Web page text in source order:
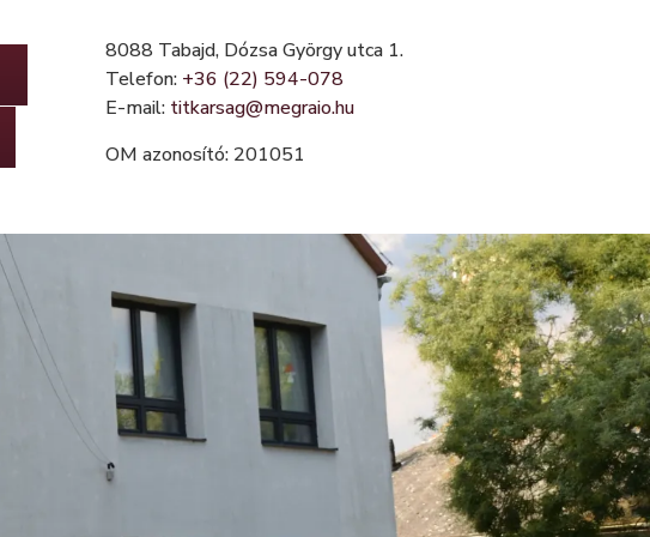
8088 Tabajd, Dózsa György utca 1.
Telefon: +36 (22) 594-078
E-mail: titkarsag@megraio.hu
OM azonosító: 201051